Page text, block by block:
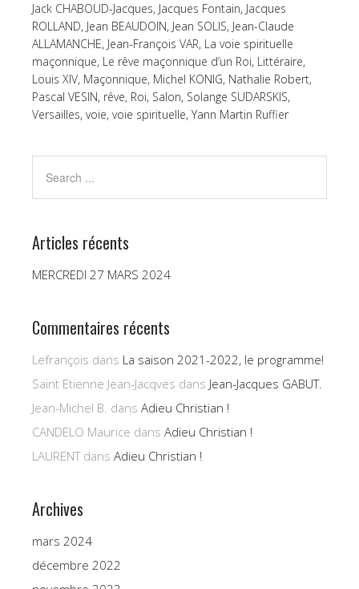
Jack CHABOUD-Jacques, Jacques Fontain, Jacques
ROLLAND, Jean BEAUDOIN, Jean SOLIS, Jean-Claude
ALLAMANCHE, Jean-François VAR, La voie spirituelle
maçonnique, Le rêve maçonnique d’un Roi, Littéraire,
Louis XIV, Maçonnique, Michel KONIG, Nathalie Robert,
Pascal VESIN, rêve, Roi, Salon, Solange SUDARSKIS,
Versailles, voie, voie spirituelle, Yann Martin Ruffier
Articles récents
MERCREDI 27 MARS 2024
Commentaires récents
Lefrançois dans La saison 2021-2022, le programme!
Saint Etienne Jean-Jacqves dans Jean-Jacques GABUT.
Jean-Michel B. dans Adieu Christian !
CANDELO Maurice dans Adieu Christian !
LAURENTdans Adieu Christian !
Archives
mars 2024
décembre 2022